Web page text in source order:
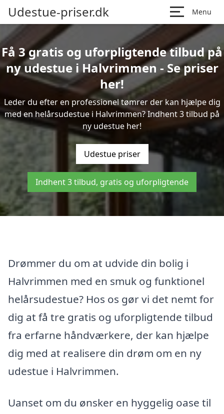
Udestue-priser.dk Menu
Få 3 gratis og uforpligtende tilbud på
ny udestue i Halvrimmen - Se priser
her!
Leder du efter en professionel tømrer der kan hjælpe dig
med en helårsudestue i Halvrimmen? Indhent 3 tilbud på
ny udestue her!
Udestue priser
Indhent 3 tilbud, gratis og uforpligtende
Drømmer du om at udvide din bolig i
Halvrimmen med en smuk og funktionel
helårsudestue? Hos os gør vi det nemt for
dig at få tre gratis og uforpligtende tilbud
fra erfarne håndværkere, der kan hjælpe
dig med at realisere din drøm om en ny
udestue i Halvrimmen.
Uanset om du ønsker en hyggelig oase til